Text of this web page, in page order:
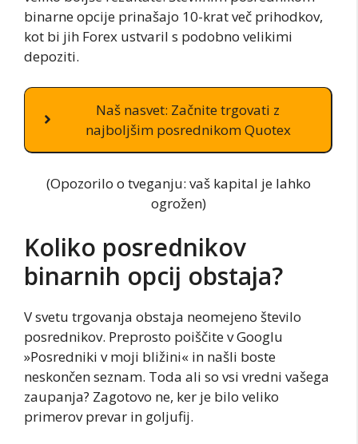
binarne opcije prinašajo 10-krat več prihodkov,
kot bi jih Forex ustvaril s podobno velikimi
depoziti.
Naš nasvet: Začnite trgovati z
najboljšim posrednikom Quotex
(Opozorilo o tveganju: vaš kapital je lahko
ogrožen)
Koliko posrednikov
binarnih opcij obstaja?
V svetu trgovanja obstaja neomejeno število
posrednikov. Preprosto poiščite v Googlu
»Posredniki v moji bližini« in našli boste
neskončen seznam. Toda ali so vsi vredni vašega
zaupanja? Zagotovo ne, ker je bilo veliko
primerov prevar in goljufij.